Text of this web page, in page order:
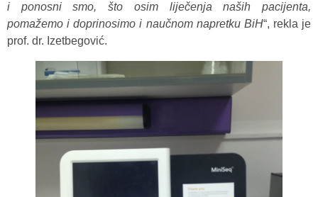
i ponosni smo, što osim liječenja naših pacijenta,
pomažemo i doprinosimo i naučnom napretku BiH“, rekla je
prof. dr. Izetbegović.